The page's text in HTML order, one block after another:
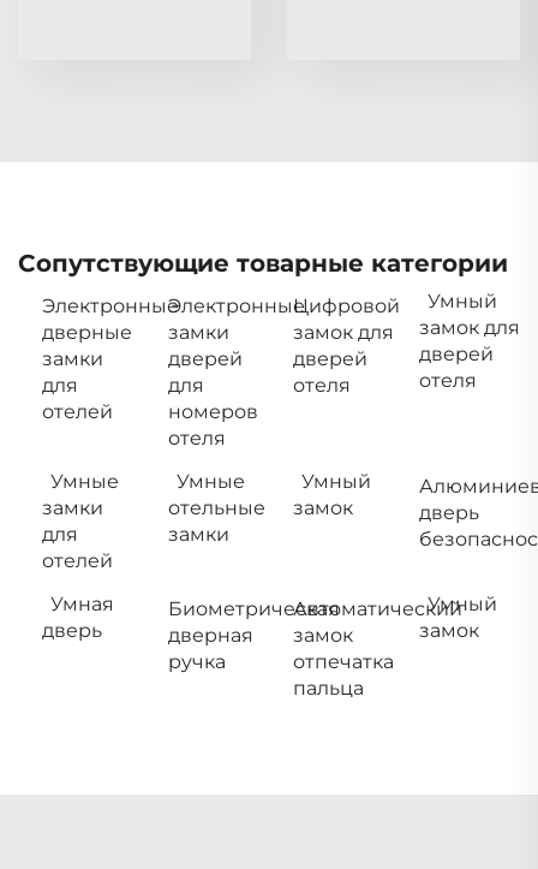
Сопутствующие товарные категории
Электронные
дверные
замки
для
отелей
Электронные
замки
дверей
для
номеров
отеля
Цифровой
замок для
дверей
отеля
Умный
замок для
дверей
отеля
Умные
замки
для
отелей
Умные
отельные
замки
Умный
замок
дверь
Умная
дверь
Биометрическая
дверная
ручка
Автоматический
замок
отпечатка
пальца
Умный
замок